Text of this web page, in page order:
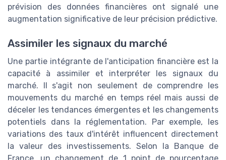
prévision des données financières ont signalé une
augmentation significative de leur précision prédictive.
Assimiler les signaux du marché
Une partie intégrante de l'anticipation financière est la
capacité à assimiler et interpréter les signaux du
marché. Il s'agit non seulement de comprendre les
mouvements du marché en temps réel mais aussi de
déceler les tendances émergentes et les changements
potentiels dans la réglementation. Par exemple, les
variations des taux d'intérêt influencent directement
la valeur des investissements. Selon la Banque de